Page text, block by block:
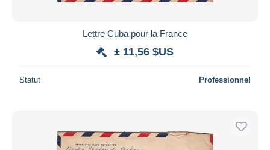
Lettre Cuba pour la France
± 11,56 $US
Statut Professionnel